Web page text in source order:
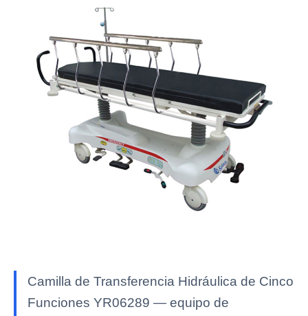
Camilla de Transferencia Hidráulica de Cinco
Funciones YR06289 — equipo de